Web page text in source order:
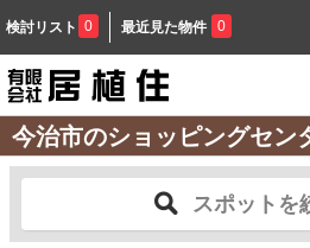
検討リスト 0 最近見た物件 0
今治市のショッピングセン
スポットを